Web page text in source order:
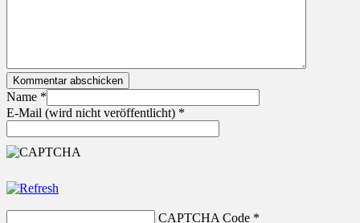
Kommentar abschicken
Name *
E-Mail (wird nicht veröffentlicht) *
CAPTCHA Code *